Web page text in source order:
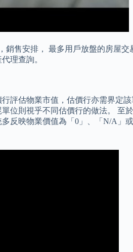
售安排， 最多用戶放盤的房屋
理查詢。
評估物業市值，估價行亦需界定
位則視乎不同估價行的做法。 至
反映物業價值為「0」、「N/A」